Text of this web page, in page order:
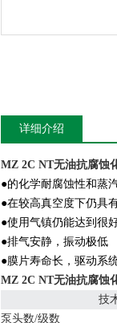
详细介绍
MZ 2C NT无油抗腐蚀
●的化学耐腐蚀性和蒸
●在较高真空度下仍具
●使用气镇仍能达到很
●排气安静，振动极低
●膜片寿命长，驱动系
MZ 2C NT无油抗腐蚀
技
泵头数/级数